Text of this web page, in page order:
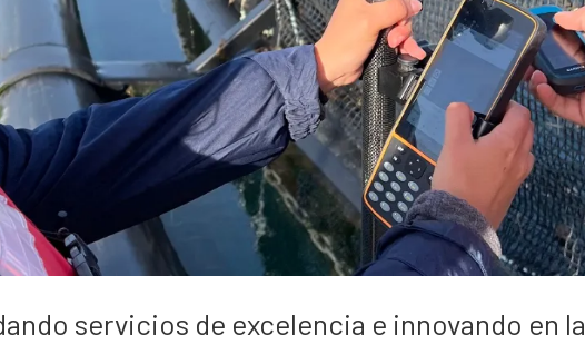
servicios de excelencia e innovando en la